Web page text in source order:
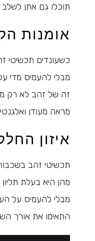
תוכלו גם אתן לשלב
אומנות
כשעונדים תכשיטי
מבלי להעמיס מדי
זה של זהב לא רק
מראה מעודן
איזון
תכשיטי זהב בשכבות
מהן היא בעלת
מבלי להעמיס על
התאימו את אורך